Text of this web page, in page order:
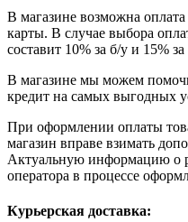
В магазине возможна
карты. В случае выбора
составит 10% за б/у и 15%
В магазине мы можем
кредит на самых выгодных
При оформлении оплаты
магазин вправе взимать
Актуальную информацию о
оператора в процессе
Курьерская доставка: